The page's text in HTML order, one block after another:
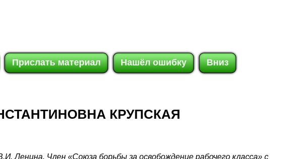
Прислать материал Нашёл ошибку Вниз
КРУПСКАЯ
Ленина. Член «Союза борьбы за освобождение рабочего класса» с